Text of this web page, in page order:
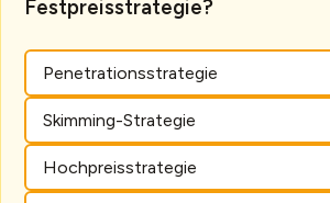
Festpreisstrategie?
Penetrationsstrategie
Skimming-Strategie
Hochpreisstrategie